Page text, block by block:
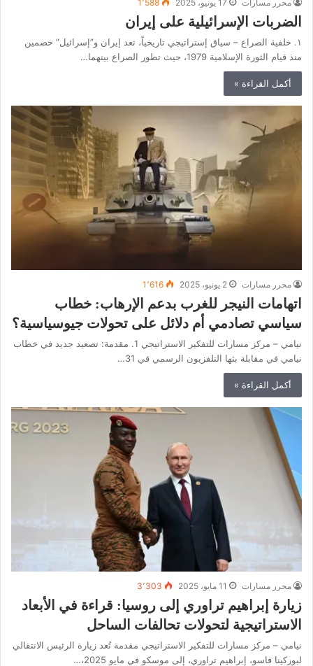
محرر مسارات 17 يونيو، 2025 1٬588
الضربات الإسرائيلية على إيران
١. خلفية الصراع – سياق إستراتيجي تاريخياً، تعد إيران و”إسرائيل” خصمين
منذ قيام الثورة الإسلامية 1979، حيث تطور الصراع بينهما…
أكمل القراءة »
محرر مسارات 2 يونيو، 2025 1٬616
اتهامات النيجر للغرب بدعم الإرهاب: خطاب
سياسي تصادمي أم دلائل على تحولات جيوسياسية؟
نيامي – مركز مسارات للتفكير الاستراتيجي 1. مقدمة: تصعيد جديد في خطاب
نيامي في مقابلة بثها التلفزيون الرسمي في 31…
أكمل القراءة »
محرر مسارات 11 مايو، 2025 3٬303
زيارة إبراهيم تراوري إلى روسيا: قراءة في الأبعاد
الاستراتيجية لتحولات تحالفات الساحل
نيامي – مركز مسارات للتفكير الاستراتيجي مقدمة تُعد زيارة الرئيس الانتقالي
لبوركينا فاسو، إبراهيم تراوري، إلى موسكو في مايو 2025،…